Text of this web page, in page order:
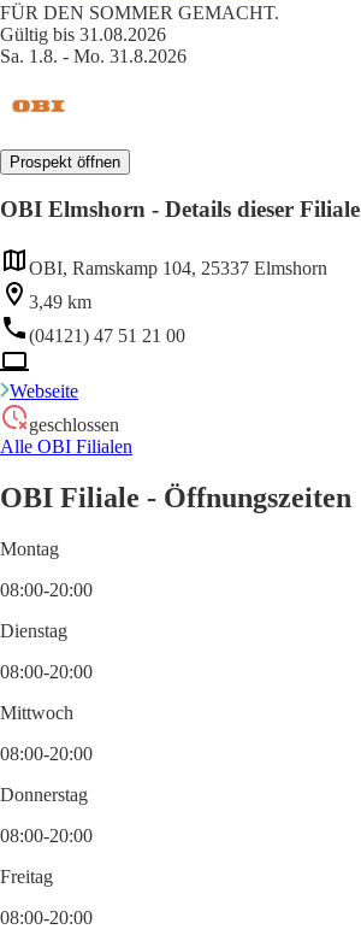
FÜR DEN SOMMER GEMACHT.
Gültig bis 31.08.2026
Sa. 1.8. - Mo. 31.8.2026
Prospekt öffnen
OBI Elmshorn - Details dieser Filiale
OBI, Ramskamp 104, 25337 Elmshorn
3,49 km
(04121) 47 51 21 00
Webseite
geschlossen
Alle OBI Filialen
OBI Filiale - Öffnungszeiten
Montag
08:00-20:00
Dienstag
08:00-20:00
Mittwoch
08:00-20:00
Donnerstag
08:00-20:00
Freitag
08:00-20:00